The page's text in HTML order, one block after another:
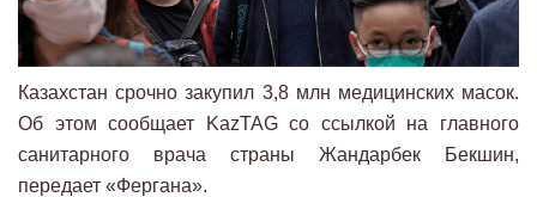
Казахстан срочно закупил 3,8 млн медицинских масок.
Об этом сообщает KazTAG со ссылкой на главного
санитарного врача страны Жандарбек Бекшин,
передает «Фергана».